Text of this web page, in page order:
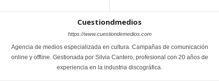
Cuestiondmedios
https://www.cuestiondemedios.com
Agencia de medios especializada en cultura. Campañas de comunicación
online y offline. Gestionada por Silvia Cantero, profesional con 20 años de
experiencia en la industria discográfica.